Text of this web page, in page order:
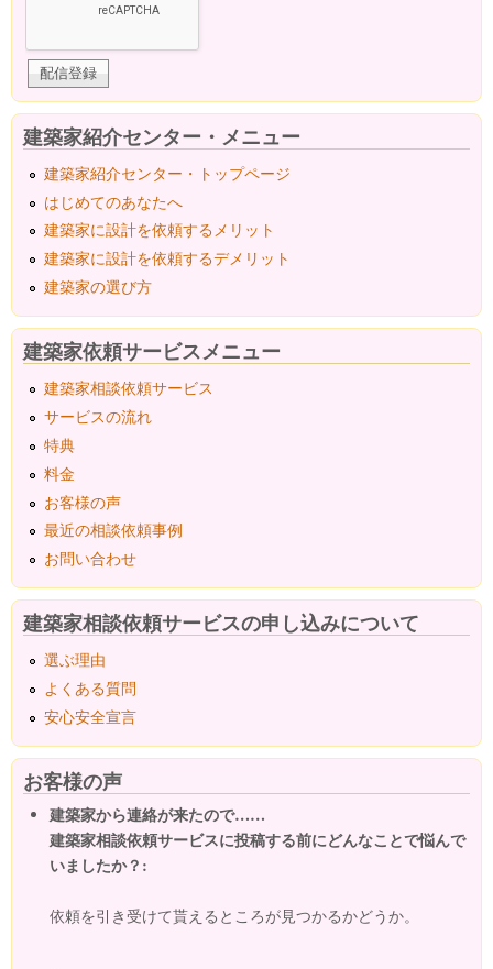
建築家紹介センター・メニュー
建築家紹介センター・トップページ
はじめてのあなたへ
建築家に設計を依頼するメリット
建築家に設計を依頼するデメリット
建築家の選び方
建築家依頼サービスメニュー
建築家相談依頼サービス
サービスの流れ
特典
料金
お客様の声
最近の相談依頼事例
お問い合わせ
建築家相談依頼サービスの申し込みについて
選ぶ理由
よくある質問
安心安全宣言
お客様の声
建築家から連絡が来たので……
建築家相談依頼サービスに投稿する前にどんなことで悩んで
いましたか？:
依頼を引き受けて貰えるところが見つかるかどうか。